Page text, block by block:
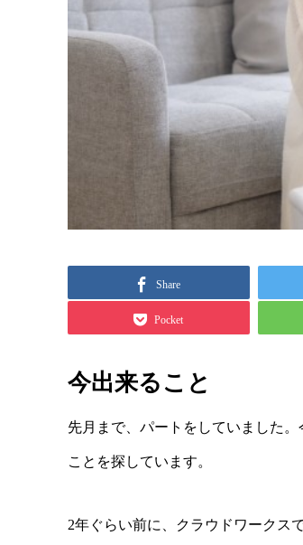
Share
Pocket
今出来ること
先月まで、パートをしていました
ことを探しています。
2年ぐらい前に、クラウドワークス